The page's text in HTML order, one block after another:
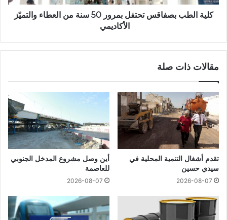
كلية الطب بصفاقس تحتفل بمرور 50 سنة من العطاء والتميّز
الأكاديمي
مقالات ذات صلة
تقدم أشغال التنمية المحلية في
سيدي حسين
2026-08-07
أين وصل مشروع المدخل الجنوبي
للعاصمة
2026-08-07